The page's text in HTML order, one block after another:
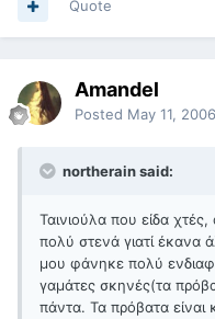
Quote
Amandel
Posted May 11, 2006
northerain said:
Ταινιούλα που είδα
πολύ στενά γιατί
μου φάνηκε πολύ
γαμάτες σκηνές(τα
πάντα. Τα πρόβατα είναι